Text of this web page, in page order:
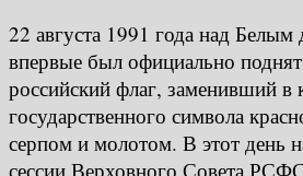
22 августа 1991 года над
впервые был официально
российский флаг, заменивший в
государственного символа
серпом и молотом. В этот день
сессии Верховного Совета